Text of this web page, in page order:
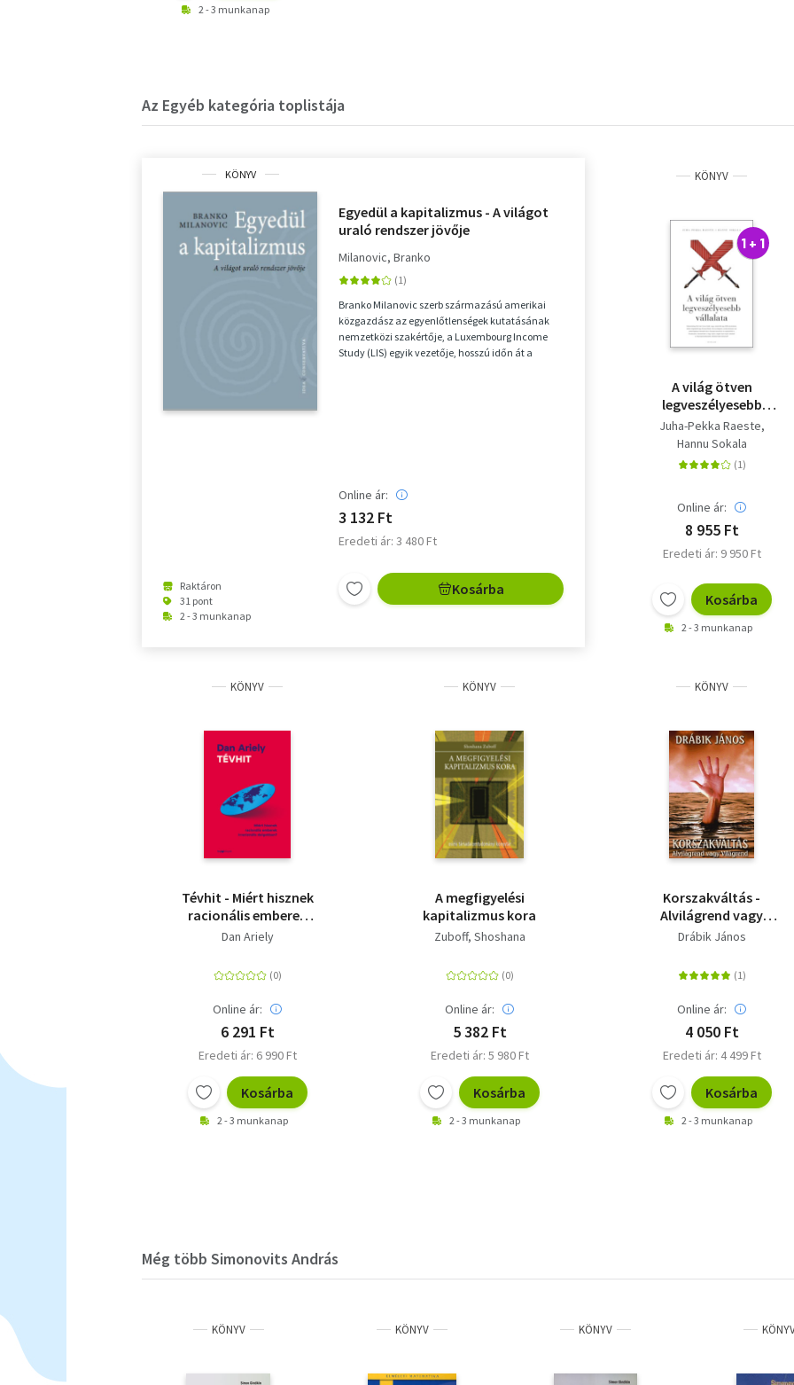
2 - 3 munkanap
Az Egyéb kategória toplistája
KÖNYV
Raktáron
31 pont
2 - 3 munkanap
Egyedül a kapitalizmus - A világot
uraló rendszer jövője
Milanovic, Branko
Branko Milanovic szerb származású amerikai
közgazdász az egyenlőtlenségek kutatásának
nemzetközi szakértője, a Luxembourg Income
Study (LIS) egyik vezetője, hosszú időn át a
Online ár:
3 132 Ft
Eredeti ár: 3 480 Ft
Kosárba
KÖNYV
1 + 1
A világ ötven
legveszélyesebb
vállalata
Juha-Pekka Raeste
Hannu Sokala
Online ár:
8 955 Ft
Eredeti ár: 9 950 Ft
Kosárba
2 - 3 munkanap
KÖNYV
Tévhit - Miért hisznek
racionális emberek
irracionális
Dan Ariely
Online ár:
6 291 Ft
Eredeti ár: 6 990 Ft
Kosárba
2 - 3 munkanap
KÖNYV
A megfigyelési
kapitalizmus kora
Zuboff, Shoshana
Online ár:
5 382 Ft
Eredeti ár: 5 980 Ft
Kosárba
2 - 3 munkanap
KÖNYV
Korszakváltás -
Alvilágrend vagy
világrend
Drábik János
Online ár:
4 050 Ft
Eredeti ár: 4 499 Ft
Kosárba
2 - 3 munkanap
Még több Simonovits András
KÖNYV KÖNYV KÖNYV